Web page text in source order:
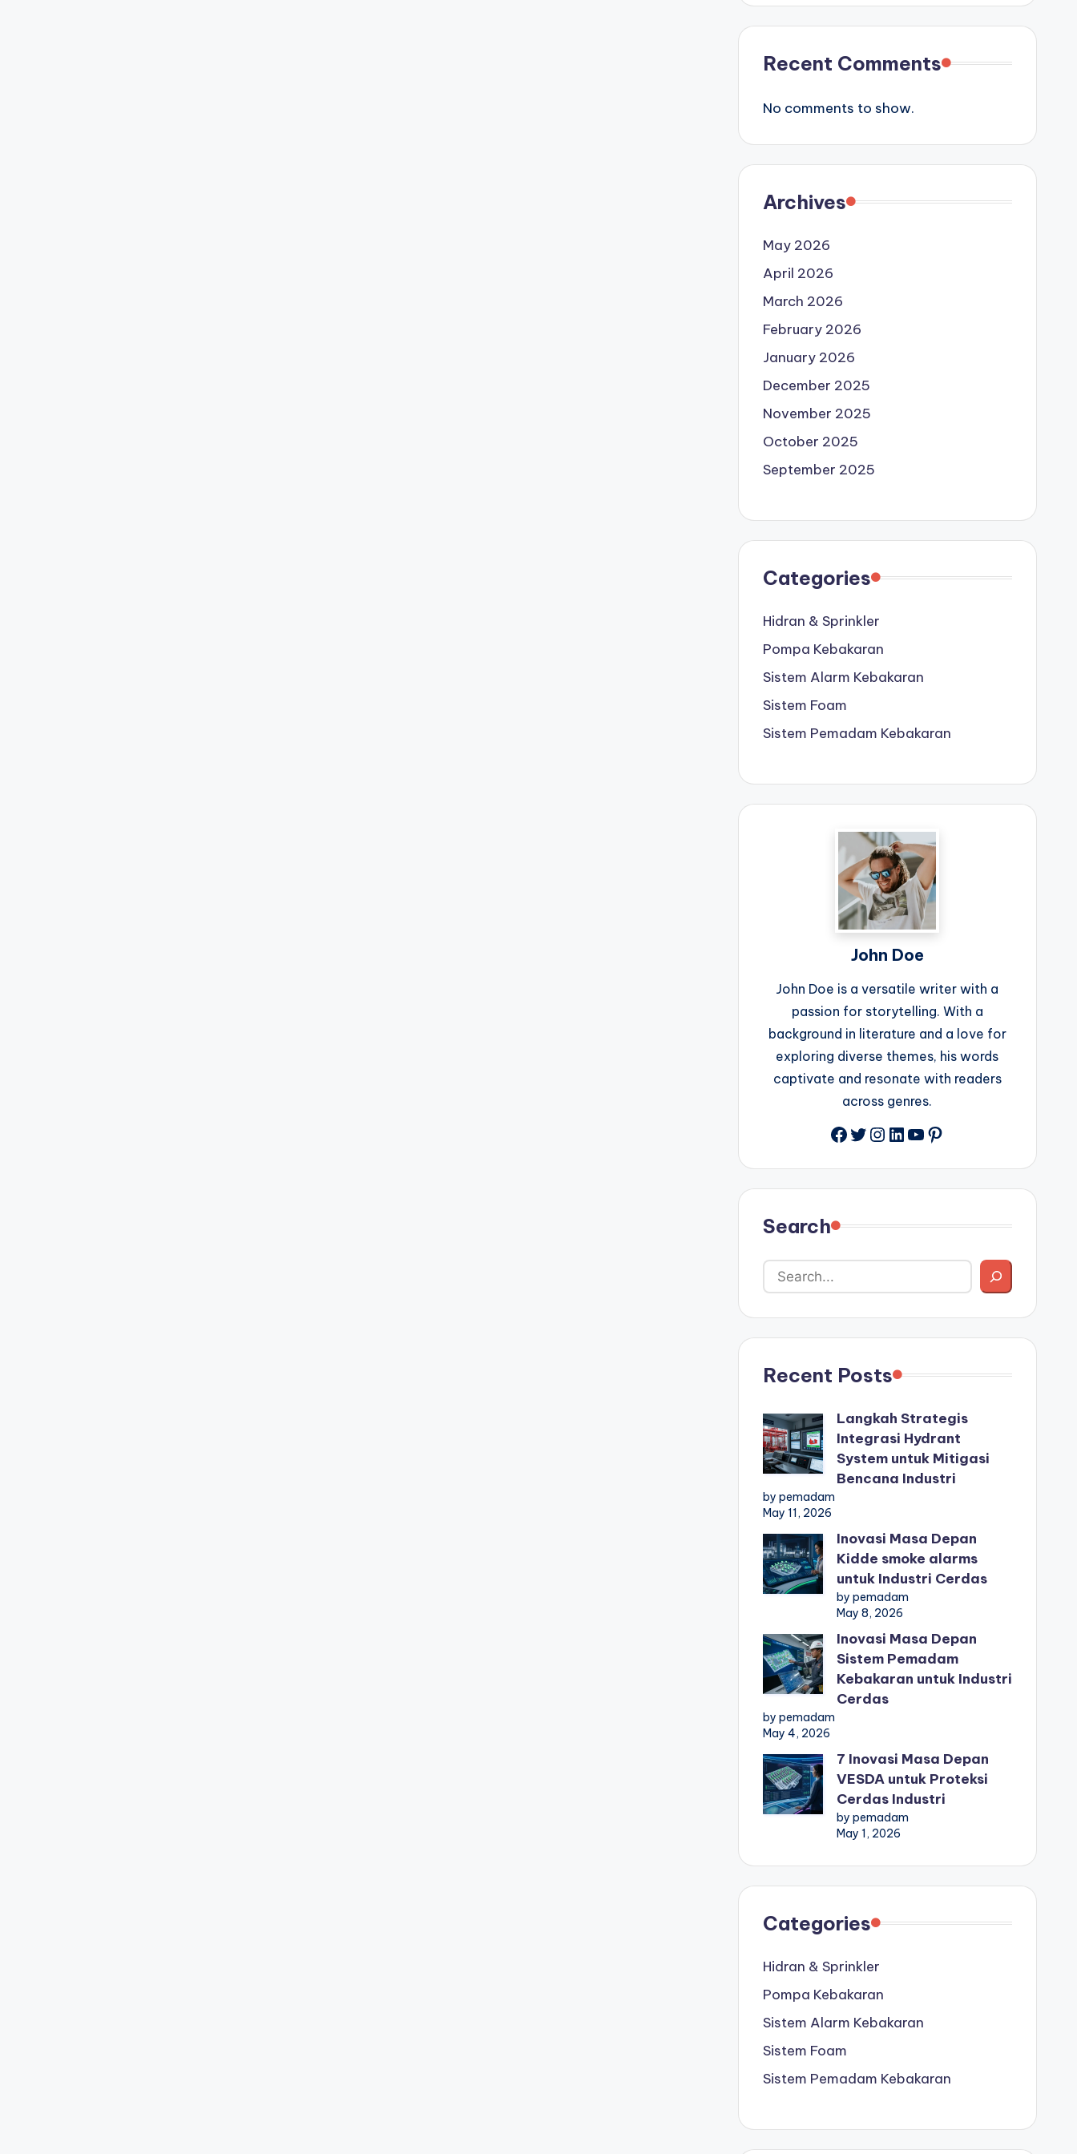
Recent Comments
No comments to show.
Archives
May 2026
April 2026
March 2026
February 2026
January 2026
December 2025
November 2025
October 2025
September 2025
Categories
Hidran & Sprinkler
Pompa Kebakaran
Sistem Alarm Kebakaran
Sistem Foam
Sistem Pemadam Kebakaran
John Doe
John Doe is a versatile writer with a
passion for storytelling. With a
background in literature and a love for
exploring diverse themes, his words
captivate and resonate with readers
across genres.
Facebook
Twitter
Instagram
LinkedIn
YouTube
Pinterest
Search
Recent Posts
Langkah Strategis
Integrasi Hydrant
System untuk Mitigasi
Bencana Industri
by pemadam
May 11, 2026
Inovasi Masa Depan
Kidde smoke alarms
untuk Industri Cerdas
by pemadam
May 8, 2026
Inovasi Masa Depan
Sistem Pemadam
Kebakaran untuk Industri
Cerdas
by pemadam
May 4, 2026
7 Inovasi Masa Depan
VESDA untuk Proteksi
Cerdas Industri
by pemadam
May 1, 2026
Categories
Hidran & Sprinkler
Pompa Kebakaran
Sistem Alarm Kebakaran
Sistem Foam
Sistem Pemadam Kebakaran